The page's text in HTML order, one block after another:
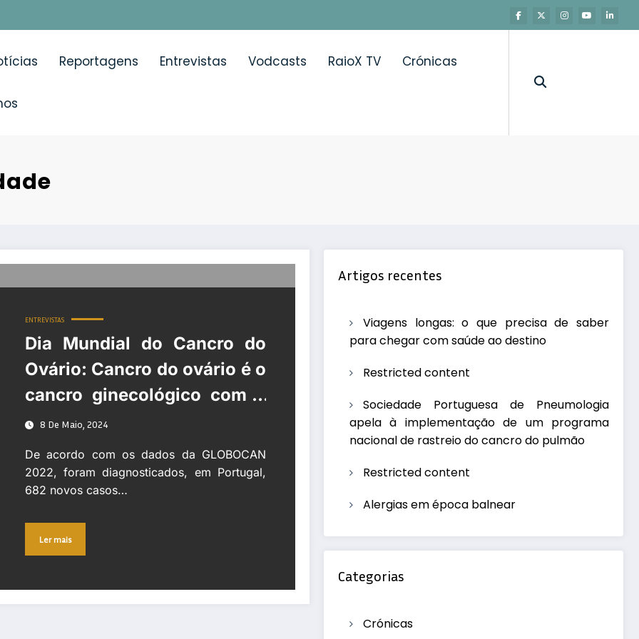
Reportagens Entrevistas Vodcasts RaioX TV Crónicas
ENTREVISTAS
Dia Mundial do Cancro do
Ovário: Cancro do ovário é o
cancro ginecológico com a
maior taxa de mortalidade
8 De Maio, 2024
De acordo com os dados da GLOBOCAN
2022, foram diagnosticados, em Portugal,
682 novos casos…
Ler mais
Artigos recentes
Viagens longas: o que precisa de saber
para chegar com saúde ao destino
Restricted content
Sociedade Portuguesa de Pneumologia
apela à implementação de um programa
nacional de rastreio do cancro do pulmão
Restricted content
Alergias em época balnear
Categorias
Crónicas